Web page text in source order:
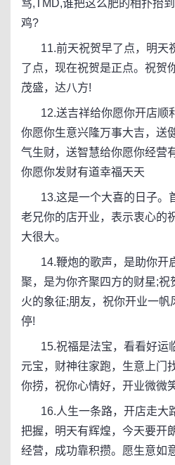
骂,TMD,谁把这么肥的相扑抬
鸡?
11.前天祝贺早了点，明天
了点，现在祝贺是正点。祝贺
茂盛，达八方!
12.送吉祥给你愿你开店顺
你愿你生意兴隆万事大吉，送
气生财，送智慧给你愿你经营
你愿你发财有道幸福天天
13.这是一个大喜的日子。
老兄你的店开业，表示衷心的
大很大。
14.鞭炮的歌声，是助你开
聚，是为你齐聚四方的财星;祝
火的象征;朋友，祝你开业一帆
停!
15.祝福是法宝，看看好运
元宝，财神往家跑，生意上门
你捞，祝你心情好，开业微微
16.人生一条路，开店走大
把握，明天有辉煌，今天要开
经营，成功靠积攒。愿生意如意